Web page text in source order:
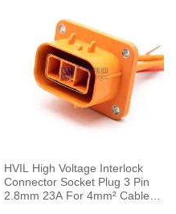
HVIL High Voltage Interlock
Connector Socket Plug 3 Pin
2.8mm 23A For 4mm² Cable